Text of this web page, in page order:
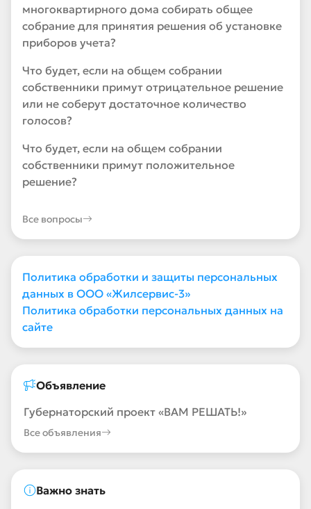
многоквартирного дома собирать общее
собрание для принятия решения об установке
приборов учета?
Что будет, если на общем собрании
собственники примут отрицательное решение
или не соберут достаточное количество
голосов?
Что будет, если на общем собрании
собственники примут положительное
решение?
Все вопросы
Политика обработки и защиты персональных
данных в ООО «Жилсервис-3»
Политика обработки персональных данных на
сайте
Объявление
Губернаторский проект «ВАМ РЕШАТЬ!»
Все объявления
Важно знать